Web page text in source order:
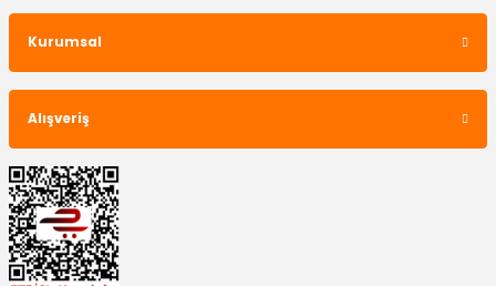
600,82 TL
Kurumsal
Alışveriş